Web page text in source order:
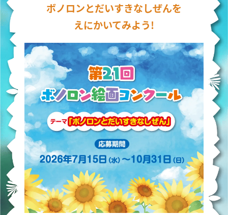
ボノロンとだいすきなしぜんを
えにかいてみよう!